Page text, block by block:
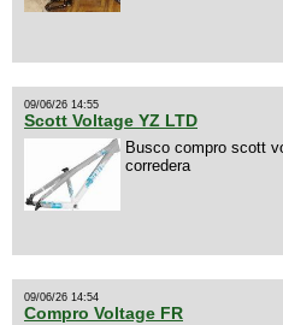
09/06/26 14:55
Scott Voltage YZ LTD
Busco compro scott
corredera
09/06/26 14:54
Compro Voltage FR